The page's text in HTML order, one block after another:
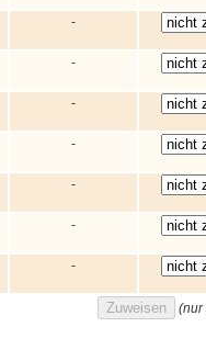
-
-
-
-
-
-
-
(nur